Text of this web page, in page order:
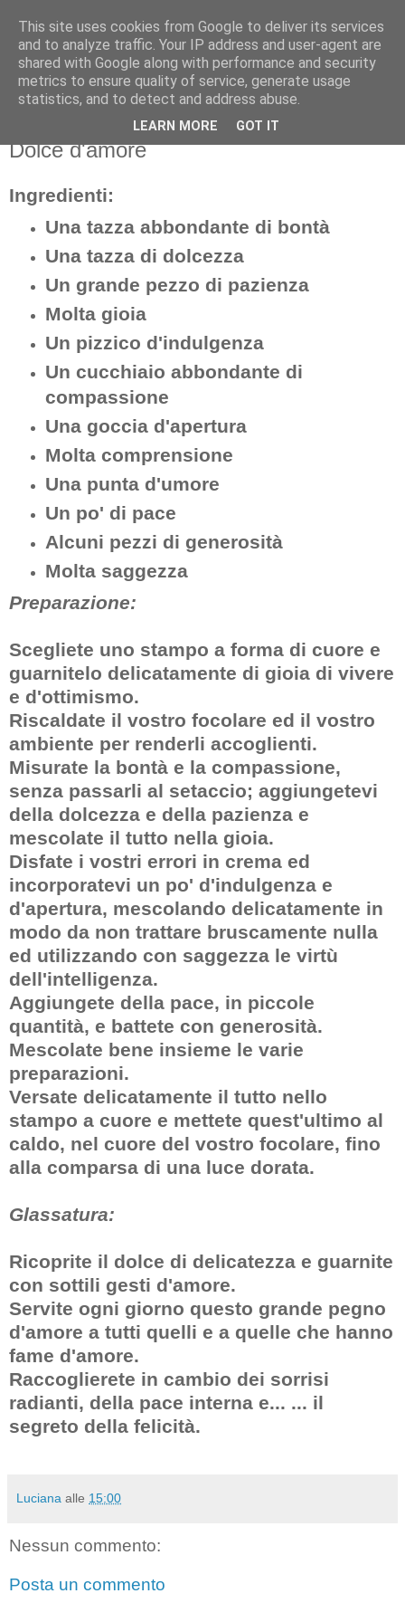
mercoledì 7 maggio 2008
Dolce d'amore
Ingredienti:
Una tazza abbondante di bontà
Una tazza di dolcezza
Un grande pezzo di pazienza
Molta gioia
Un pizzico d'indulgenza
Un cucchiaio abbondante di
compassione
Una goccia d'apertura
Molta comprensione
Una punta d'umore
Un po' di pace
Alcuni pezzi di generosità
Molta saggezza
Preparazione:
Scegliete uno stampo a forma di cuore e
guarnitelo delicatamente di gioia di vivere
e d'ottimismo.
Riscaldate il vostro focolare ed il vostro
ambiente per renderli accoglienti.
Misurate la bontà e la compassione,
senza passarli al setaccio; aggiungetevi
della dolcezza e della pazienza e
mescolate il tutto nella gioia.
Disfate i vostri errori in crema ed
incorporatevi un po' d'indulgenza e
d'apertura, mescolando delicatamente in
modo da non trattare bruscamente nulla
ed utilizzando con saggezza le virtù
dell'intelligenza.
Aggiungete della pace, in piccole
quantità, e battete con generosità.
Mescolate bene insieme le varie
preparazioni.
Versate delicatamente il tutto nello
stampo a cuore e mettete quest'ultimo al
caldo, nel cuore del vostro focolare, fino
alla comparsa di una luce dorata.
Glassatura:
Ricoprite il dolce di delicatezza e guarnite
con sottili gesti d'amore.
Servite ogni giorno questo grande pegno
d'amore a tutti quelli e a quelle che hanno
fame d'amore.
Raccoglierete in cambio dei sorrisi
radianti, della pace interna e... ... il
segreto della felicità.
Luciana alle 15:00
Nessun commento:
Posta un commento
This site uses cookies from Google to deliver its services
and to analyze traffic. Your IP address and user-agent are
shared with Google along with performance and security
metrics to ensure quality of service, generate usage
statistics, and to detect and address abuse.
LEARN MORE GOT IT